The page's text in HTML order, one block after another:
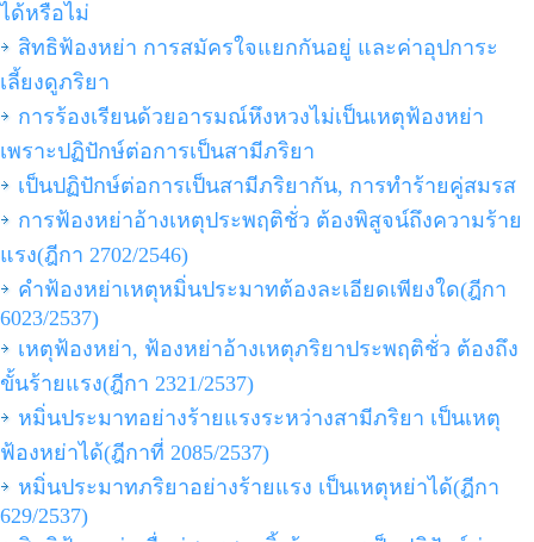
ได้หรือไม่
สิทธิฟ้องหย่า การสมัครใจแยกกันอยู่ และค่าอุปการะ
เลี้ยงดูภริยา
การร้องเรียนด้วยอารมณ์หึงหวงไม่เป็นเหตุฟ้องหย่า
เพราะปฏิปักษ์ต่อการเป็นสามีภริยา
เป็นปฏิปักษ์ต่อการเป็นสามีภริยากัน, การทำร้ายคู่สมรส
การฟ้องหย่าอ้างเหตุประพฤติชั่ว ต้องพิสูจน์ถึงความร้าย
แรง(ฎีกา 2702/2546)
คำฟ้องหย่าเหตุหมิ่นประมาทต้องละเอียดเพียงใด(ฎีกา
6023/2537)
เหตุฟ้องหย่า, ฟ้องหย่าอ้างเหตุภริยาประพฤติชั่ว ต้องถึง
ขั้นร้ายแรง(ฎีกา 2321/2537)
หมิ่นประมาทอย่างร้ายแรงระหว่างสามีภริยา เป็นเหตุ
ฟ้องหย่าได้(ฎีกาที่ 2085/2537)
หมิ่นประมาทภริยาอย่างร้ายแรง เป็นเหตุหย่าได้(ฎีกา
629/2537)